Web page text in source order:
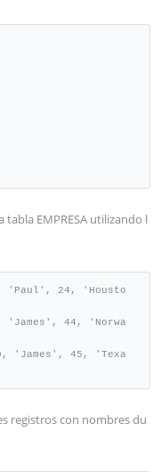
EMPRESA utilizando l
(8, 'Paul', 24, 'Housto
(9, 'James', 44, 'Norwa
(10, 'James', 45, 'Texa
registros con nombres du